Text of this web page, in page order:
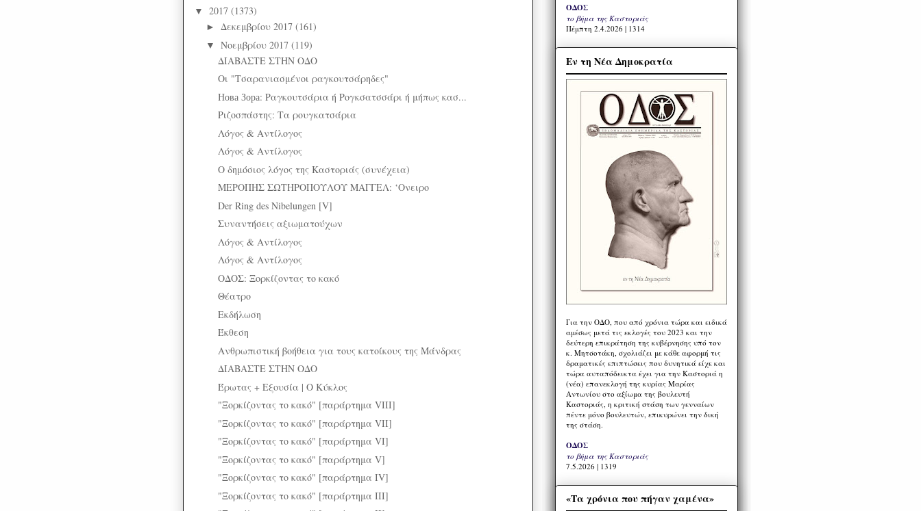
▼ 2017 (1373)
► Δεκεμβρίου 2017 (161)
▼ Νοεμβρίου 2017 (119)
ΔΙΑΒΑΣΤΕ ΣΤΗΝ ΟΔΟ
Οι "Τσαρανιασμένοι ραγκουτσάρηδες"
Нова Зора: Ραγκουτσάρια ή Ρογκσατσσάρι ή μήπως κασ...
Ριζοσπάστης: Τα ρουγκατσάρια
Λόγος & Αντίλογος
Λόγος & Αντίλογος
Ο δημόσιος λόγος της Καστοριάς (συνέχεια)
ΜΕΡΟΠΗΣ ΣΩΤΗΡΟΠΟΥΛΟΥ ΜΑΓΓΕΛ: ‘Ονειρο
Der Ring des Nibelungen [V]
Συναντήσεις αξιωματούχων
Λόγος & Αντίλογος
Λόγος & Αντίλογος
ΟΔΟΣ: Ξορκίζοντας το κακό
Θέατρο
Εκδήλωση
Έκθεση
Ανθρωπιστική βοήθεια για τους κατοίκους της Μάνδρας
ΔΙΑΒΑΣΤΕ ΣΤΗΝ ΟΔΟ
Έρωτας + Εξουσία | Ο Κύκλος
"Ξορκίζοντας το κακό" [παράρτημα VIII]
"Ξορκίζοντας το κακό" [παράρτημα VII]
"Ξορκίζοντας το κακό" [παράρτημα VI]
"Ξορκίζοντας το κακό" [παράρτημα V]
"Ξορκίζοντας το κακό" [παράρτημα IV]
"Ξορκίζοντας το κακό" [παράρτημα III]
ΟΔΟΣ
το βήμα της Καστοριάς
Πέμπτη 2.4.2026 | 1314
Εν τη Νέα Δημοκρατία
Για την ΟΔΟ, που από χρόνια τώρα και ειδικά
αμέσως μετά τις εκλογές του 2023 και την
δεύτερη επικράτηση της κυβέρνησης υπό τον
κ. Μητσοτάκη, σχολιάζει με κάθε αφορμή τις
δραματικές επιπτώσεις που δυνητικά είχε και
τώρα αυταπόδεικτα έχει για την Καστοριά η
(νέα) επανεκλογή της κυρίας Μαρίας
Αντωνίου στο αξίωμα της βουλευτή
Καστοριάς, η κριτική στάση των γενναίων
πέντε μόνο βουλευτών, επικυρώνει την δική
της στάση.
ΟΔΟΣ
το βήμα της Καστοριάς
7.5.2026 | 1319
«Τα χρόνια που πήγαν χαμένα»